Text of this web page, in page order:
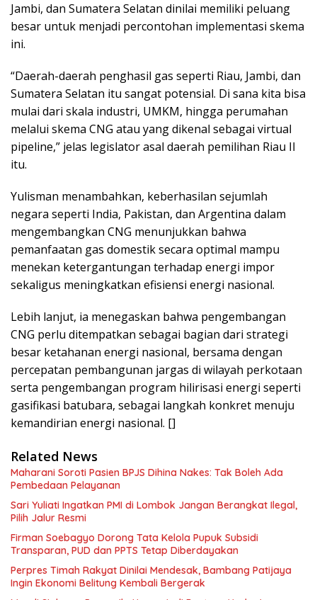
Jambi, dan Sumatera Selatan dinilai memiliki peluang
besar untuk menjadi percontohan implementasi skema
ini.
“Daerah-daerah penghasil gas seperti Riau, Jambi, dan
Sumatera Selatan itu sangat potensial. Di sana kita bisa
mulai dari skala industri, UMKM, hingga perumahan
melalui skema CNG atau yang dikenal sebagai virtual
pipeline,” jelas legislator asal daerah pemilihan Riau II
itu.
Yulisman menambahkan, keberhasilan sejumlah
negara seperti India, Pakistan, dan Argentina dalam
mengembangkan CNG menunjukkan bahwa
pemanfaatan gas domestik secara optimal mampu
menekan ketergantungan terhadap energi impor
sekaligus meningkatkan efisiensi energi nasional.
Lebih lanjut, ia menegaskan bahwa pengembangan
CNG perlu ditempatkan sebagai bagian dari strategi
besar ketahanan energi nasional, bersama dengan
percepatan pembangunan jargas di wilayah perkotaan
serta pengembangan program hilirisasi energi seperti
gasifikasi batubara, sebagai langkah konkret menuju
kemandirian energi nasional. []
Related News
Maharani Soroti Pasien BPJS Dihina Nakes: Tak Boleh Ada
Pembedaan Pelayanan
Sari Yuliati Ingatkan PMI di Lombok Jangan Berangkat Ilegal,
Pilih Jalur Resmi
Firman Soebagyo Dorong Tata Kelola Pupuk Subsidi
Transparan, PUD dan PPTS Tetap Diberdayakan
Perpres Timah Rakyat Dinilai Mendesak, Bambang Patijaya
Ingin Ekonomi Belitung Kembali Bergerak